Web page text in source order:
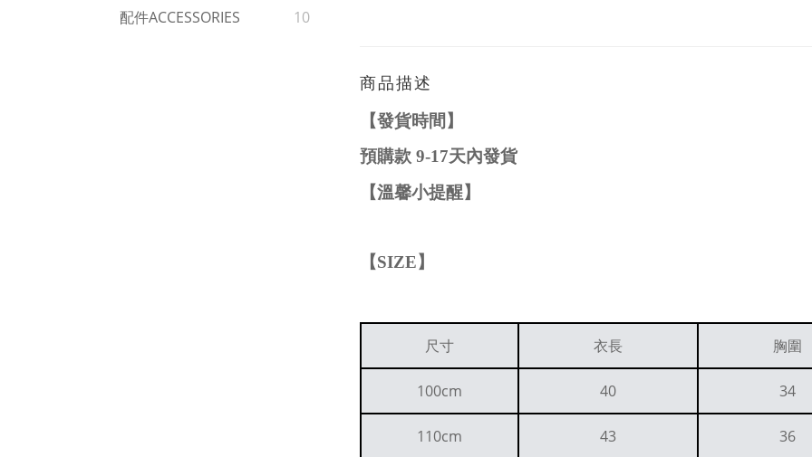
配件ACCESSORIES
10
商品描述
【發貨時間】
預購款 9-17天內發貨
【溫馨小提醒】
【SIZE】
尺寸 衣長 胸圍
100cm 40 34
110cm 43 36